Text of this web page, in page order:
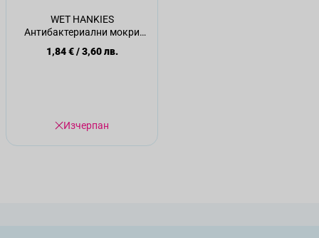
WET HANKIES
Антибактериални мокри
кърпички Lemon XL, 15 бр.
2+2
1,84 €/3,60 лв.
Изчерпан